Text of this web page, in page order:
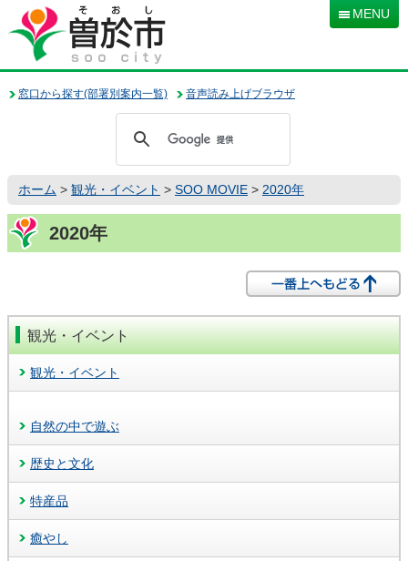
本
文
移
動
音声読み上げブラウザ
窓口から探す(部署別案内一覧)
MENU
ホーム > 観光・イベント > SOO MOVIE > 2020年
2020年
観光・イベント
観光・イベント
自然の中で遊ぶ
歴史と文化
特産品
癒やし